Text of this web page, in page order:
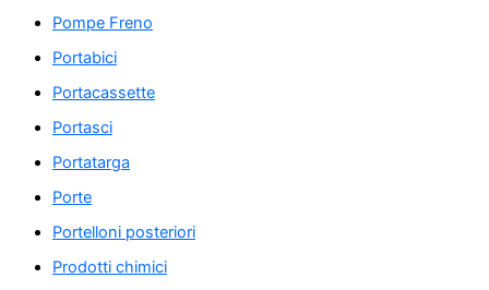
Pompe Freno
Portabici
Portacassette
Portasci
Portatarga
Porte
Portelloni posteriori
Prodotti chimici